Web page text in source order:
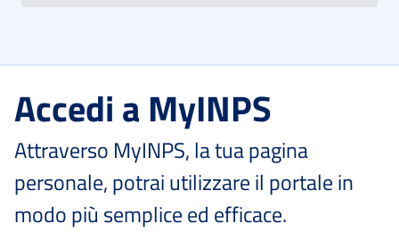
Accedi a MyINPS
Attraverso MyINPS, la tua pagina
personale, potrai utilizzare il portale in
modo più semplice ed efficace.